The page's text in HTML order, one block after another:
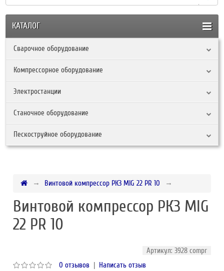
КАТАЛОГ
Сварочное оборудование
Компрессорное оборудование
Электростанции
Станочное оборудование
Пескоструйное оборудование
Винтовой компрессор РКЗ MIG 22 PR 10
Винтовой компрессор РКЗ MIG
22 PR 10
Артикул: 3928 compr
0 отзывов | Написать отзыв